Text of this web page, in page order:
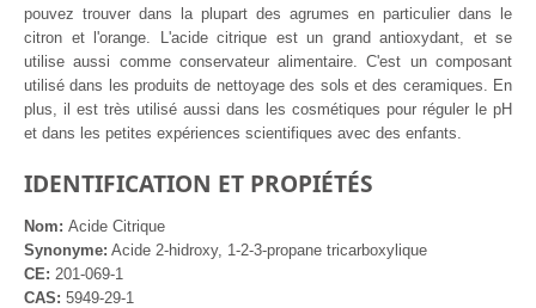
pouvez trouver dans la plupart des agrumes en particulier dans le
citron et l'orange. L'acide citrique est un grand antioxydant, et se
utilise aussi comme conservateur alimentaire. C'est un composant
utilisé dans les produits de nettoyage des sols et des ceramiques. En
plus, il est très utilisé aussi dans les cosmétiques pour réguler le pH
et dans les petites expériences scientifiques avec des enfants.
IDENTIFICATION ET PROPIÉTÉS
Nom: Acide Citrique
Synonyme: Acide 2-hidroxy, 1-2-3-propane tricarboxylique
CE: 201-069-1
CAS: 5949-29-1